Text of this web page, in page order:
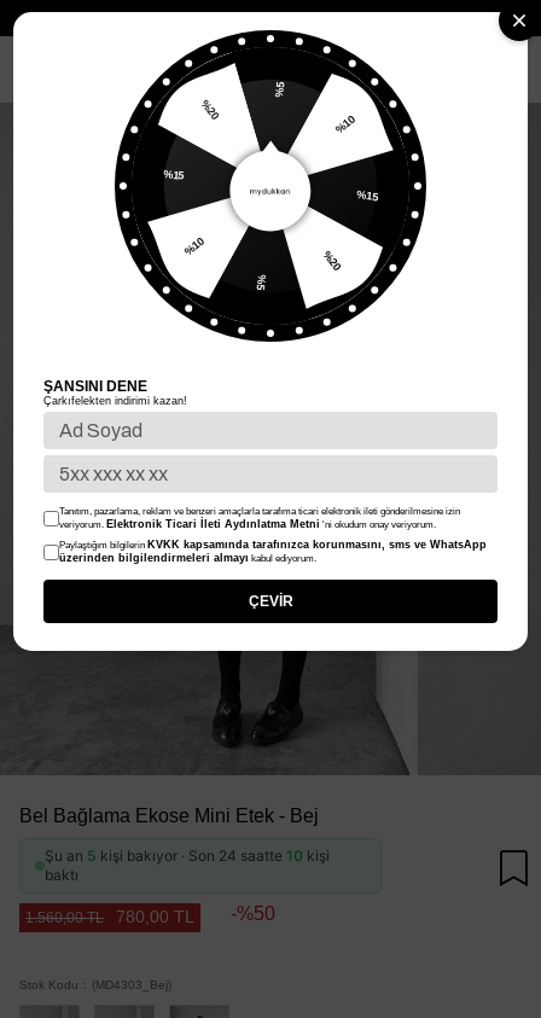
Kadın Alt Giyim Bel Bağlama
Bel Bağlama Ekose Mini Etek - Bej
Şu an 5 kişi bakıyor · Son 24 saatte 10 kişi
baktı
1.560,00 TL 780,00 TL 50
Stok Kodu (MD4303_Bej)
%5
%10
%15
%20
%5
%10
%15
%20
ŞANSINI DENE
Çarkıfelekten indirimi kazan!
Tanıtım, pazarlama, reklam ve benzeri amaçlarla tarafıma ticari elektronik ileti gönderilmesine izin
veriyorum. Elektronik Ticari İleti Aydınlatma Metni 'ni okudum onay veriyorum.
Paylaştığım bilgilerin KVKK kapsamında tarafınızca korunmasını, sms ve WhatsApp
üzerinden bilgilendirmeleri almayı kabul ediyorum.
ÇEVİR